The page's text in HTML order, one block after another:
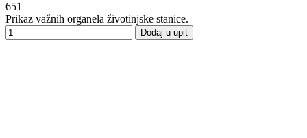
651
Prikaz važnih organela životinjske stanice.
Dodaj u upit